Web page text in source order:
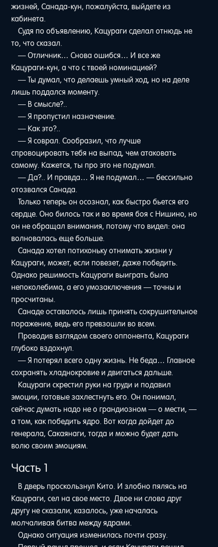
жизней, Санада-кун, пожалуйста, выйдете из
кабинета.
Судя по объявлению, Кацураги сделал отнюдь не
то, что сказал.
— Отличник… Снова ошибся… И все же
Кацураги-кун, а что с твоей номинацией?
— Ты думал, что делаешь умный ход, но на деле
лишь поддался моменту.
— В смысле?..
— Я пропустил назначение.
— Как это?..
— Я соврал. Сообразил, что лучше
спровоцировать тебя на выпад, чем атаковать
самому. Кажется, ты про это не подумал.
— Да?.. И правда… Я не подумал… — бессильно
отозвался Санада.
Только теперь он осознал, как быстро бьется его
сердце. Оно билось так и во время боя с Нишино, но
он не обращал внимания, потому что видел: она
волновалась еще больше.
Санада хотел потихоньку отнимать жизни у
Кацураги, может, если повезет, даже победить.
Однако решимость Кацураги выиграть была
непоколебима, а его умозаключения — точны и
просчитаны.
Санаде оставалось лишь принять сокрушительное
поражение, ведь его превзошли во всем.
Проводив взглядом своего оппонента, Кацураги
глубоко вздохнул.
— Я потерял всего одну жизнь. Не беда… Главное
сохранять хладнокровие и двигаться дальше.
Кацураги скрестил руки на груди и подавил
эмоции, готовые захлестнуть его. Он понимал,
сейчас думать надо не о грандиозном — о мести, —
а том, как победить ядро. Вот когда дойдет до
генерала, Сакаянаги, тогда и можно будет дать
волю своим эмоциям.
Часть 1
В дверь проскользнул Кито. И злобно пялясь на
Кацураги, сел на свое место. Двое ни слова друг
другу не сказали, казалось, уже началась
молчаливая битва между ядрами.
Однако ситуация изменилась почти сразу.